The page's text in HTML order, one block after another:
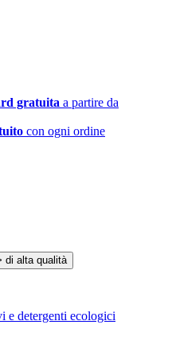
gratuita a partire da
con ogni ordine
e detergenti ecologici